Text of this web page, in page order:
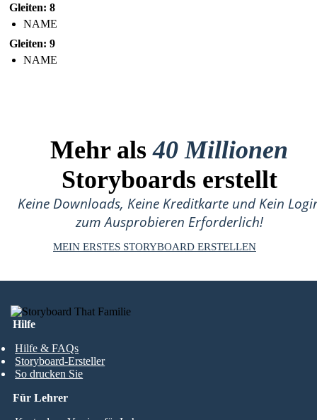
Gleiten: 8
NAME
Gleiten: 9
NAME
Mehr als40 Millionen
Storyboards erstellt
Keine Downloads, Keine Kreditkarte und Kein
zum Ausprobieren Erforderlich!
MEIN ERSTES STORYBOARD ERSTELLEN
Hilfe
Hilfe & FAQs
Storyboard-Ersteller
So drucken Sie
Für Lehrer